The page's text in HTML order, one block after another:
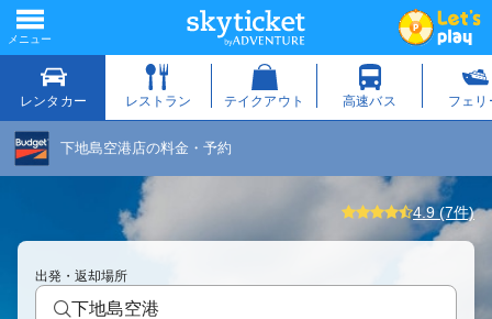
下地島空港店の料金・予約
4.9 (7件)
出発・返却場所
下地島空港